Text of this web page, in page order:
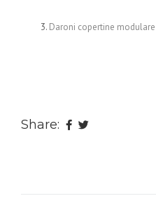
Daroni copertine modulare
Share: